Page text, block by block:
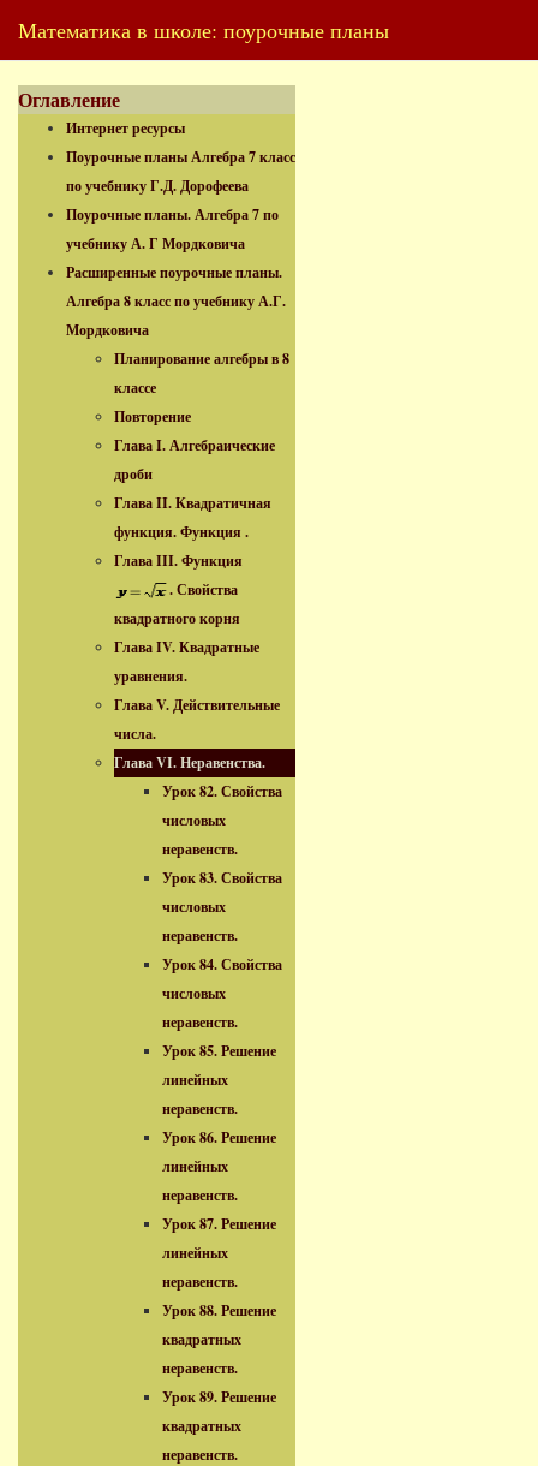
Математика в школе: поурочные планы
Оглавление
Интернет ресурсы
Поурочные планы Алгебра 7 класс
по учебнику Г.Д. Дорофеева
Поурочные планы. Алгебра 7 по
учебнику А. Г Мордковича
Расширенные поурочные планы.
Алгебра 8 класс по учебнику А.Г.
Мордковича
Планирование алгебры в 8
классе
Повторение
Глава I. Алгебраические
дроби
Глава II. Квадратичная
функция. Функция .
Глава III. Функция
. Свойства
квадратного корня
Глава IV. Квадратные
уравнения.
Глава V. Действительные
числа.
Глава VI. Неравенства.
Урок 82. Свойства
числовых
неравенств.
Урок 83. Свойства
числовых
неравенств.
Урок 84. Свойства
числовых
неравенств.
Урок 85. Решение
линейных
неравенств.
Урок 86. Решение
линейных
неравенств.
Урок 87. Решение
линейных
неравенств.
Урок 88. Решение
квадратных
неравенств.
Урок 89. Решение
квадратных
неравенств.